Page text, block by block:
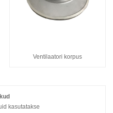
Ventilaatori korpus
kasutatakse